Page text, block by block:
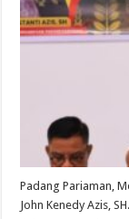
Padang Pariaman,
John Kenedy Azis,